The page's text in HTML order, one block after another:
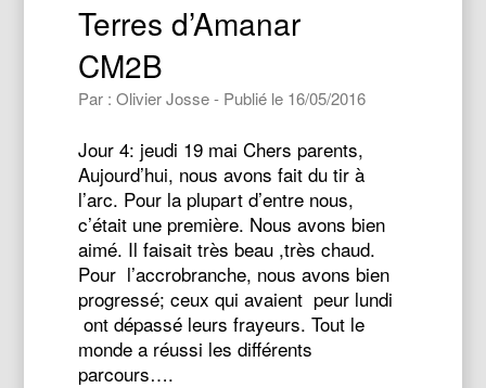
Terres d’Amanar
CM2B
Par : Olivier Josse - Publié le 16/05/2016
Jour 4: jeudi 19 mai Chers parents,
Aujourd’hui, nous avons fait du tir à
l’arc. Pour la plupart d’entre nous,
c’était une première. Nous avons bien
aimé. Il faisait très beau ,très chaud.
Pour l’accrobranche, nous avons bien
progressé; ceux qui avaient peur lundi
ont dépassé leurs frayeurs. Tout le
monde a réussi les différents
parcours….